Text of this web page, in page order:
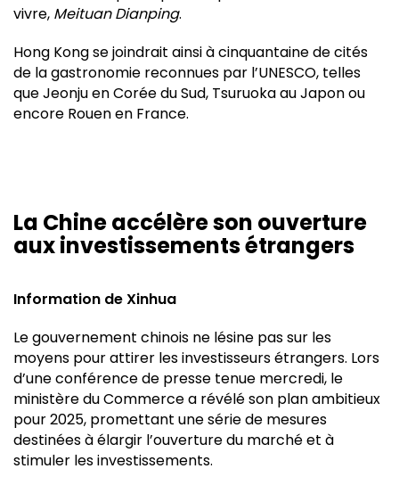
vivre, Meituan Dianping.
Hong Kong se joindrait ainsi à cinquantaine de cités
de la gastronomie reconnues par l’UNESCO, telles
que Jeonju en Corée du Sud, Tsuruoka au Japon ou
encore Rouen en France.
La Chine accélère son ouverture
aux investissements étrangers
Information de Xinhua
Le gouvernement chinois ne lésine pas sur les
moyens pour attirer les investisseurs étrangers. Lors
d’une conférence de presse tenue mercredi, le
ministère du Commerce a révélé son plan ambitieux
pour 2025, promettant une série de mesures
destinées à élargir l’ouverture du marché et à
stimuler les investissements.